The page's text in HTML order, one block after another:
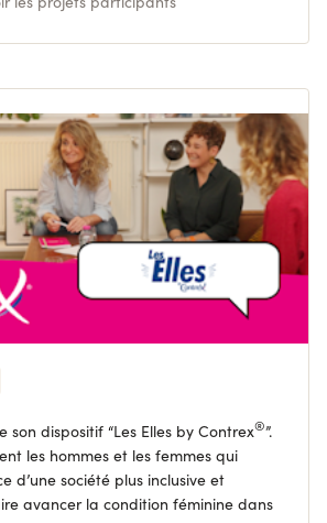
son dispositif “Les Elles by Contrex®”.
les hommes et les femmes qui
d’une société plus inclusive et
avancer la condition féminine dans